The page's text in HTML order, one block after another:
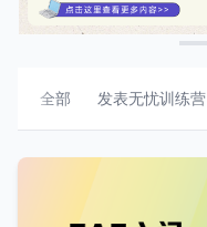
全部 发表无忧训练营